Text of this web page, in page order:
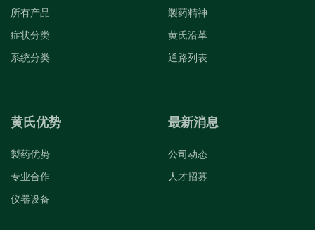
所有产品
症状分类
系统分类
製药精神
黄氏沿革
通路列表
黄氏优势
製药优势
专业合作
仪器设备
最新消息
公司动态
人才招募